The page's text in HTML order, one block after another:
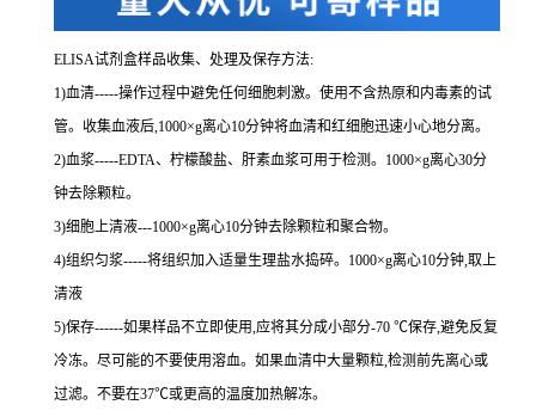
ELISA试剂盒样品收集、处理及保存方法:
1)血清-----操作过程中避免任何细胞刺激。使用不含热原和内毒素的试
管。收集血液后,1000×g离心10分钟将血清和红细胞迅速小心地分离。
2)血浆-----EDTA、柠檬酸盐、肝素血浆可用于检测。 1000×g离心30分
钟去除颗粒。
3)细胞上清液---1000×g离心10分钟去除颗粒和聚合物。
4)组织匀浆-----将组织加入适量生理盐水捣碎。 1000×g离心10分钟,取上
清液
5)保存------如果样品不立即使用,应将其分成小部分-70 ℃保存,避免反复
冷冻。尽可能的不要使用溶血。如果血清中大量颗粒,检测前先离心或
过滤。不要在37℃或更高的温度加热解冻。